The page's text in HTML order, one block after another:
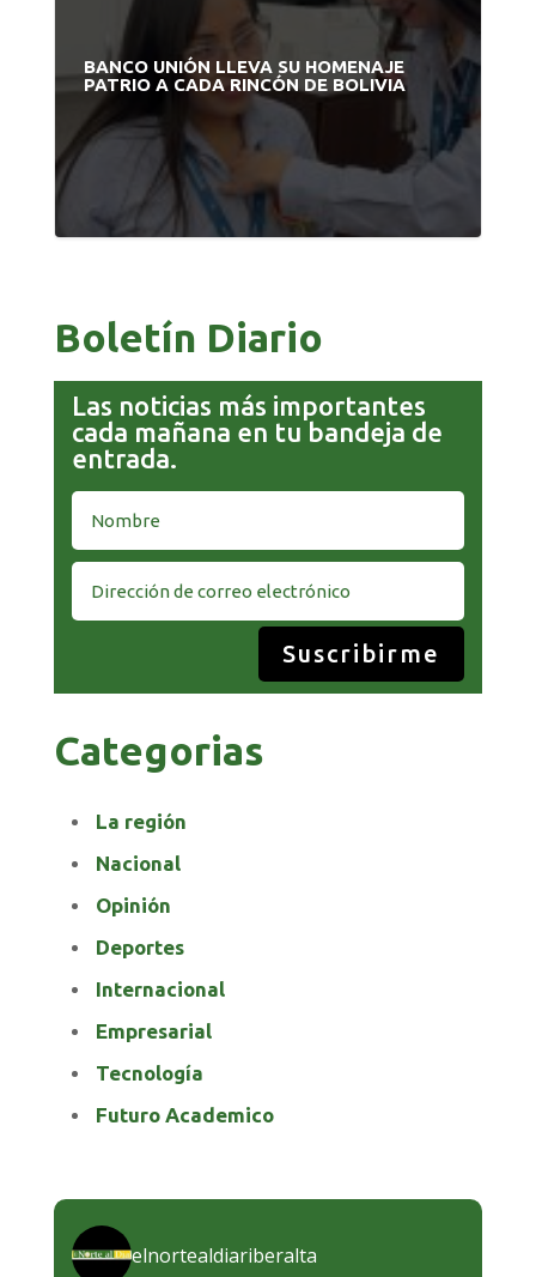
BANCO UNIÓN LLEVA SU HOMENAJE
PATRIO A CADA RINCÓN DE BOLIVIA
Boletín Diario
Las noticias más importantes
cada mañana en tu bandeja de
entrada.
Suscribirme
Categorias
La región
Nacional
Opinión
Deportes
Internacional
Empresarial
Tecnología
Futuro Academico
elnortealdiariberalta